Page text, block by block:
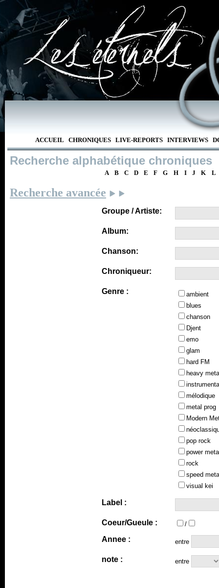
ACCUEIL CHRONIQUES LIVE-REPORTS INTERVIEWS
Recherche alphabétique chroniques
A B C D E F G H I J K L
Recherche avancée
Groupe / Artiste:
Album:
Chanson:
Chroniqueur:
Genre :
ambient
blues
chanson
Djent
emo
glam
hard FM
heavy
mélodique
metal prog
Modern
pop rock
power
rock
speed
visual kei
Label :
Coeur/Gueule : /
Annee : entre
note : entre